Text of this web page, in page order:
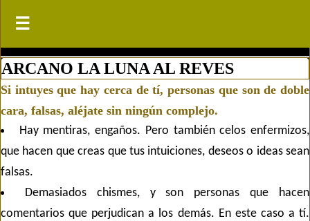
☰
ARCANO LA LUNA AL REVES
Si intuyes que hay cerca de tí, personas que son de doble
cara, falsas, aléjate sin ningún complejo.
Hay mentiras, engaños. Pero también celos enfermizos,
que hacen que creas que tus intuiciones, deseos o ideas sean
falsas.
Demasiados chismes, y son personas que hacen
comentarios que perjudican a los demás. En este caso a tí.
☰